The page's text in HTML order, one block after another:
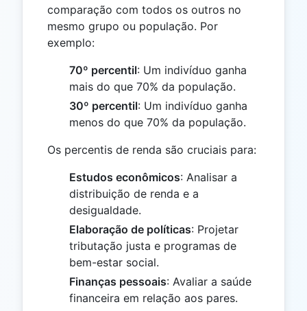
comparação com todos os outros no
mesmo grupo ou população. Por
exemplo:
70º percentil: Um indivíduo ganha
mais do que 70% da população.
30º percentil: Um indivíduo ganha
menos do que 70% da população.
Os percentis de renda são cruciais para:
Estudos econômicos: Analisar a
distribuição de renda e a
desigualdade.
Elaboração de políticas: Projetar
tributação justa e programas de
bem-estar social.
Finanças pessoais: Avaliar a saúde
financeira em relação aos pares.